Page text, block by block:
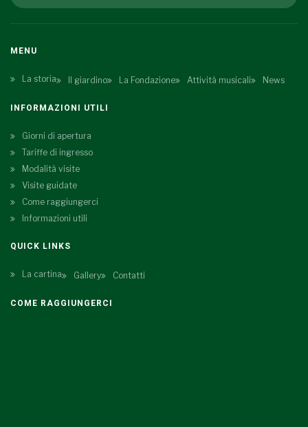
MENU
La storia Il giardino La Fondazione Attività musicali News
INFORMAZIONI UTILI
Giorni di apertura
Tariffe di ingresso
Modalità visite
Visite guidate
Come raggiungerci
Informazioni utili
QUICK LINKS
La cartina Gallery Contatti
COME RAGGIUNGERCI